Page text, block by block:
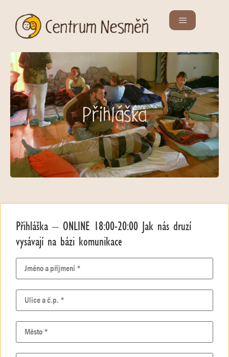
Přihláška
Přihláška – ONLINE 18:00-20:00 Jak nás druzí
vysávají na bázi komunikace